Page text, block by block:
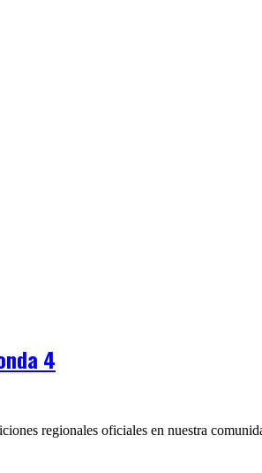
4
regionales oficiales en nuestra